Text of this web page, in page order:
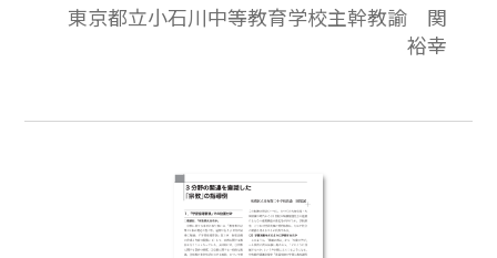
体的に課題を発見する ことが重要であり，
この課題発見のきっかけ となるのが，教科
と，それに併置されている「た めしてみよ
こでは，協働学習を取り入れた課題解決学
習の例として，「ヨーロッパ人との出会
い」 （教科書p.104～105）の指導例を取り
東京都立小石川中等教育学校主幹教諭 関
裕幸